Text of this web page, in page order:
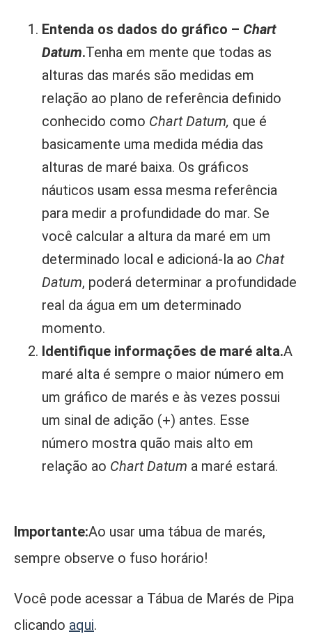
Entenda os dados do gráfico – Chart
Datum.Tenha em mente que todas as
alturas das marés são medidas em
relação ao plano de referência definido
conhecido como Chart Datum, que é
basicamente uma medida média das
alturas de maré baixa. Os gráficos
náuticos usam essa mesma referência
para medir a profundidade do mar. Se
você calcular a altura da maré em um
determinado local e adicioná-la ao Chat
Datum, poderá determinar a profundidade
real da água em um determinado
momento.
Identifique informações de maré alta.A
maré alta é sempre o maior número em
um gráfico de marés e às vezes possui
um sinal de adição (+) antes. Esse
número mostra quão mais alto em
relação ao Chart Datum a maré estará.
Importante:Ao usar uma tábua de marés,
sempre observe o fuso horário!
Você pode acessar a Tábua de Marés de Pipa
clicando aqui.